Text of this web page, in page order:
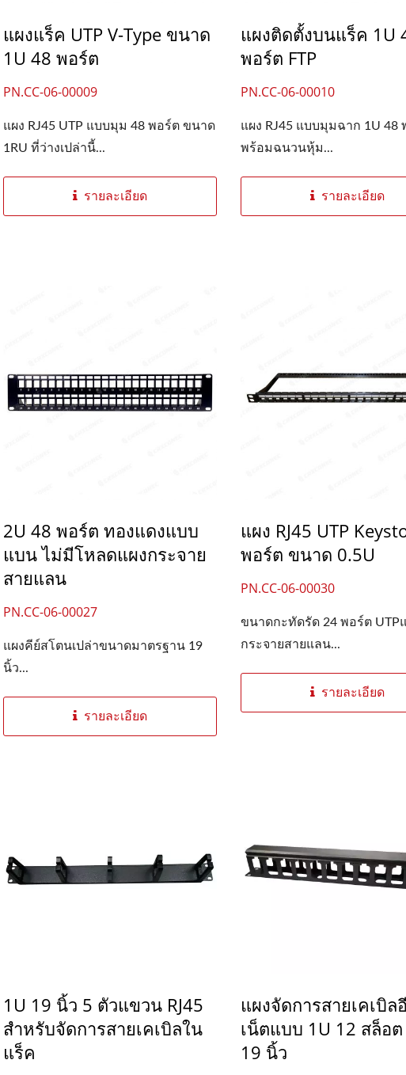
แผงแร็ค UTP V-Type ขนาด
1U 48 พอร์ต
PN.CC-06-00009
แผง RJ45 UTP แบบมุม 48 พอร์ต ขนาด
1RU ที่ว่างเปล่านี้...
รายละเอียด
แผงติดตั้งบนแร็ค 1U
พอร์ต FTP
PN.CC-06-00010
แผง RJ45 แบบมุมฉาก 1U 48
พร้อมฉนวนหุ้ม...
รายละเอียด
2U 48 พอร์ต ทองแดงแบบ
แบน ไม่มีโหลดแผงกระจาย
สายแลน
PN.CC-06-00027
แผงคีย์สโตนเปล่าขนาดมาตรฐาน 19
นิ้ว...
รายละเอียด
แผง RJ45 UTP
พอร์ต ขนาด 0.5U
PN.CC-06-00030
ขนาดกะทัดรัด 24 พอร์ต UTP
กระจายสายแลน...
รายละเอียด
1U 19 นิ้ว 5 ตัวแขวน RJ45
สำหรับจัดการสายเคเบิลใน
แร็ค
แผงจัดการสายเคเบิล
เน็ตแบบ 1U 12 สล็อ
19 นิ้ว